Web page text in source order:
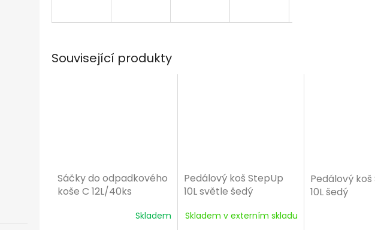
Související produkty
Sáčky do odpadkového
koše C 12L/40ks
Skladem
Pedálový koš StepUp
10L světle šedý
Skladem v externím skladu
Pedálový
10L šedý